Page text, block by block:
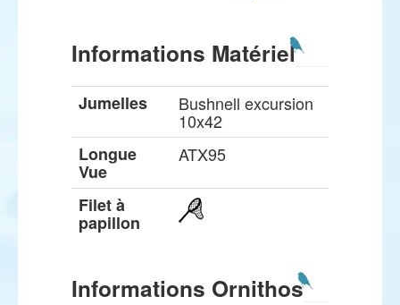
Informations Matériel
Jumelles Bushnell excursion
10x42
Longue
Vue
ATX95
Filet à
papillon
Informations Ornithos